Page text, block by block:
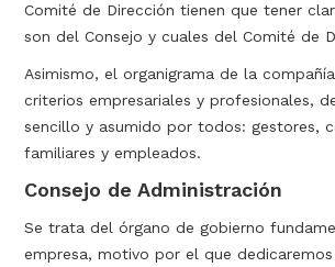
Comité de Dirección tienen que tener
son del Consejo y cuales del Comité de
Asimismo, el organigrama de la
criterios empresariales y profesionales,
sencillo y asumido por todos: gestores,
familiares y empleados.
Consejo de Administración
Se trata del órgano de gobierno
empresa, motivo por el que